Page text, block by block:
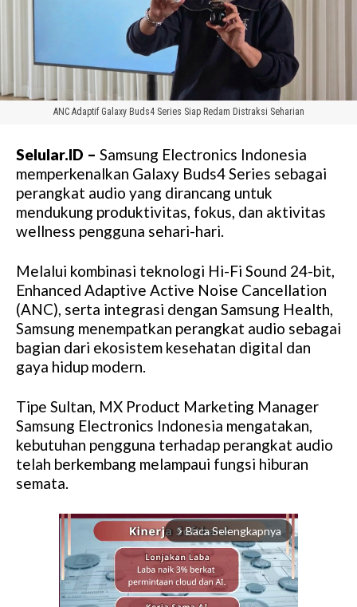
ANC Adaptif Galaxy Buds4 Series Siap Redam Distraksi Seharian
Selular.ID – Samsung Electronics Indonesia
memperkenalkan Galaxy Buds4 Series sebagai
perangkat audio yang dirancang untuk
mendukung produktivitas, fokus, dan aktivitas
wellness pengguna sehari-hari.
Melalui kombinasi teknologi Hi-Fi Sound 24-bit,
Enhanced Adaptive Active Noise Cancellation
(ANC), serta integrasi dengan Samsung Health,
Samsung menempatkan perangkat audio sebagai
bagian dari ekosistem kesehatan digital dan
gaya hidup modern.
Tipe Sultan, MX Product Marketing Manager
Samsung Electronics Indonesia mengatakan,
kebutuhan pengguna terhadap perangkat audio
telah berkembang melampaui fungsi hiburan
semata.
arrow_forward_ios Baca Selengkapnya